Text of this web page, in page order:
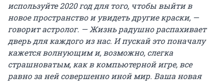
используйте 2020 год для того, чтобы выйти в
новое пространство и увидеть другие краски, —
говорит астролог. — Жизнь радушно распахивает
дверь для каждого из нас. И пускай это поначалу
кажется волнующим и, возможно, слегка
страшноватым, как в компьютерной игре, все
равно за ней совершенно иной мир. Ваша новая